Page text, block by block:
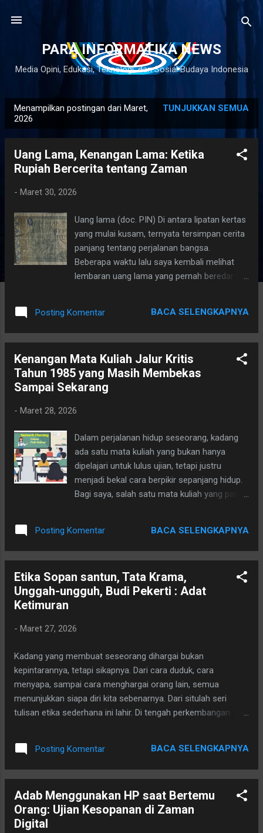
PARA INFORMATIKA NEWS
Media Opini, Edukasi, Teknologi, dan Sosial Budaya Indonesia
o
Menampilkan postingan dari Maret,
2026
TUNJUKKAN SEMUA
Uang Lama, Kenangan Lama: Ketika
Rupiah Bercerita tentang Zaman
- Maret 30, 2026
Uang lama (doc. PIN) Di antara lipatan kertas
yang mulai kusam, ternyata tersimpan cerita
panjang tentang perjalanan bangsa.
Beberapa waktu lalu saya kembali melihat
lembaran uang lama yang pernah beredar di
kecil. Secara kondisi mungkin sudah jauh dari
kata sempurna. Namun secara sejarah,
10 Rupiah 1963: Jejak Awal Bank Indonesia
Uang kertas 10 Rupiah bertuliskan “Bank
Indonesia – Sepuluh Rupiah – 1963” adalah
Indonesia pasca kemerdekaan. Desainnya
Dominasi warna hijau kecoklatan Ilustrasi
budaya dan motif tradisional Tanda tangan
Gubernur dan Direktur BI zaman itu Uang ini
beredar pada masa ekonomi Indonesia
sedang mencari bentuk. Inflasi tinggi,
pergantian sistem keuangan menjadi bagian
Posting Komentar BACA SELENGKAPNYA
Kenangan Mata Kuliah Jalur Kritis
Tahun 1985 yang Masih Membekas
Sampai Sekarang
- Maret 28, 2026
Dalam perjalanan hidup seseorang, kadang
ada satu mata kuliah yang bukan hanya
dipelajari untuk lulus ujian, tetapi justru
menjadi bekal cara berpikir sepanjang hidup.
Bagi saya, salah satu mata kuliah yang paling
sekitar tahun 1985. Sampai sekarang,
walaupun buku catatan kuliah saya sudah
masih saya ingat dengan jelas. Saat Pertama
Mengenal Jalur Kritis Waktu itu kami belajar
Setiap pekerjaan digambarkan dengan panah,
memiliki durasi waktu. Yang paling saya ingat
adalah istilah: Critical Path (Jalur Kritis) Yaitu
jalur pekerjaan yang paling menentukan
selesainya suatu proyek. Jika jalur ini
terlambat, maka seluruh proyek juga pasti
menjelaskan: "Fokuslah pada pekerjaan yang
Posting Komentar BACA SELENGKAPNYA
Etika Sopan santun, Tata Krama,
Unggah-ungguh, Budi Pekerti : Adat
Ketimuran
- Maret 27, 2026
Kadang yang membuat seseorang dihargai bukan
kepintarannya, tetapi sikapnya. Dari cara duduk, cara
menyapa, sampai cara menghargai orang lain, semua
menunjukkan siapa diri kita sebenarnya. Dari situlah seri
tulisan etika sederhana ini lahir. Di tengah perkembangan
sehari-hari. Banyak hal kecil yang dulu dianggap biasa dalam
budaya ketimuran, kini mulai jarang terlihat. Padahal justru
seseorang. Mengucapkan permisi saat lewat di depan orang,
berjabat tangan dengan sopan, menghargai pembicaraan
saat rapat warga, hingga etika sederhana saat menggunakan
Posting Komentar BACA SELENGKAPNYA
Adab Menggunakan HP saat Bertemu
Orang: Ujian Kesopanan di Zaman
Digital